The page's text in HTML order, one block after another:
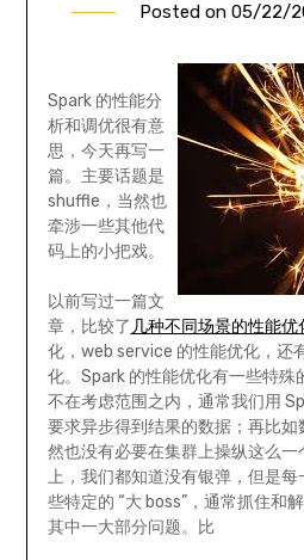
Posted on 05/22/
Spark 的性能分
析和调优很有意
思，今天再写一
篇。主要话题是
shuffle，当然也
牵涉一些其他代
码上的小把戏。
以前写过一篇文
章，比较了 几种不同场景的性能优
化，web service 的性能优化，还
化。Spark 的性能优化有一些特殊
不在考虑范围之内，通常我们用
要求异步得到结果的数据；再比
然也没有必要在集群上操纵这么
上，我们都知道没有银弹，但是
些特定的 “大 boss”，通常抓住和
其中一大部分问题。比